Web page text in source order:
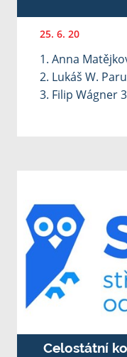
25. 6. 20
1. Anna
2. Lukáš W.
3. Filip Wágner
Celostátní